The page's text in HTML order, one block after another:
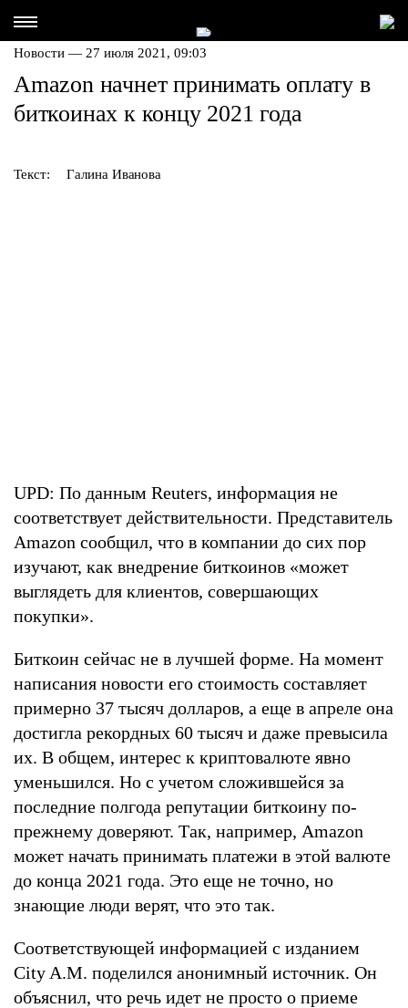
Новости — 27 июля 2021, 09:03
Amazon начнет принимать оплату в
биткоинах к концу 2021 года
Текст: Галина Иванова
UPD: По данным Reuters, информация не
соответствует действительности. Представитель
Amazon сообщил, что в компании до сих пор
изучают, как внедрение биткоинов «может
выглядеть для клиентов, совершающих
покупки».
Биткоин сейчас не в лучшей форме. На момент
написания новости его стоимость составляет
примерно 37 тысяч долларов, а еще в апреле она
достигла рекордных 60 тысяч и даже превысила
их. В общем, интерес к криптовалюте явно
уменьшился. Но с учетом сложившейся за
последние полгода репутации биткоину по-
прежнему доверяют. Так, например, Amazon
может начать принимать платежи в этой валюте
до конца 2021 года. Это еще не точно, но
знающие люди верят, что это так.
Соответствующей информацией с изданием
City A.M. поделился анонимный источник. Он
объяснил, что речь идет не просто о приеме